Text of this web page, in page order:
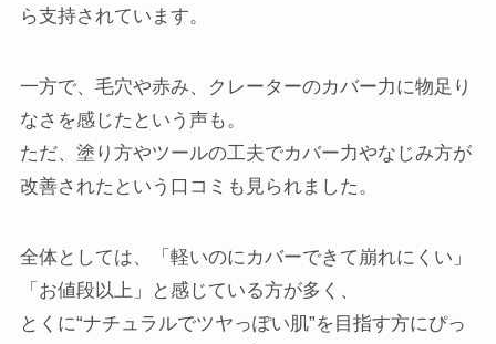
ら支持されています。
一方で、毛穴や赤み、クレーターのカバー力に物足り
なさを感じたという声も。
ただ、塗り方やツールの工夫でカバー力やなじみ方が
改善されたという口コミも見られました。
全体としては、「軽いのにカバーできて崩れにくい」
「お値段以上」と感じている方が多く、
とくに“ナチュラルでツヤっぽい肌”を目指す方にぴっ